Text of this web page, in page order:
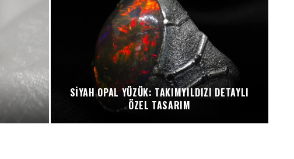
SIYAH OPAL YÜZÜK: TAKIMYILDIZI DETAYLI
ÖZEL TASARIM